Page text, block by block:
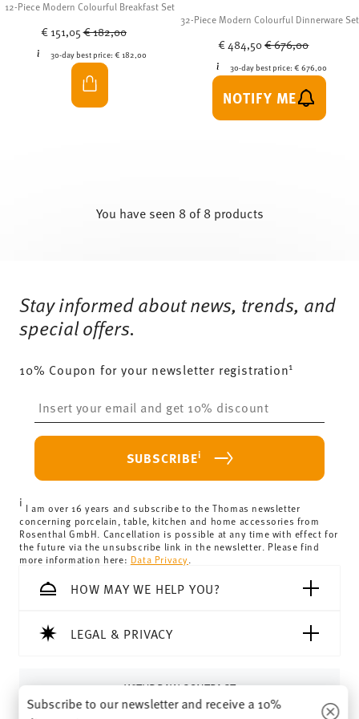
12-Piece Modern Colourful Breakfast Set
€ 151,05Price reduced from
€ 182,00
30-day best price: € 182,00
32-Piece Modern Colourful Dinnerware Set
€ 484,50Price reduced from
€ 676,00
30-day best price: € 676,00
NOTIFY ME
You have seen 8 of 8 products
Stay informed about news, trends, and
special offers.
10% Coupon for your newsletter registration1
SUBSCRIBEi
i I am over 16 years and subscribe to the Thomas newsletter
concerning porcelain, table, kitchen and home accessories from
Rosenthal GmbH. Cancellation is possible at any time with effect for
the future via the unsubscribe link in the newsletter. Please find
more information here: Data Privacy
HOW MAY WE HELP YOU?
LEGAL & PRIVACY
WITHDRAW CONTRACT
Subscribe to our newsletter and receive a 10%